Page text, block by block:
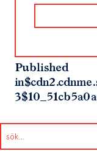
Published
in